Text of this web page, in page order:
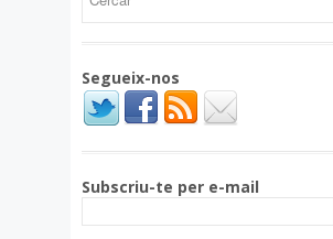
Segueix-nos
Subscriu-te per e-mail